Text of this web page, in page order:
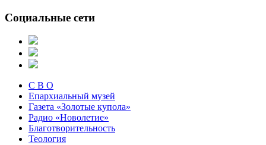
Социальные сети
С В О
Епархиальный музей
Газета «Золотые купола»
Радио «Новолетие»
Благотворительность
Теология